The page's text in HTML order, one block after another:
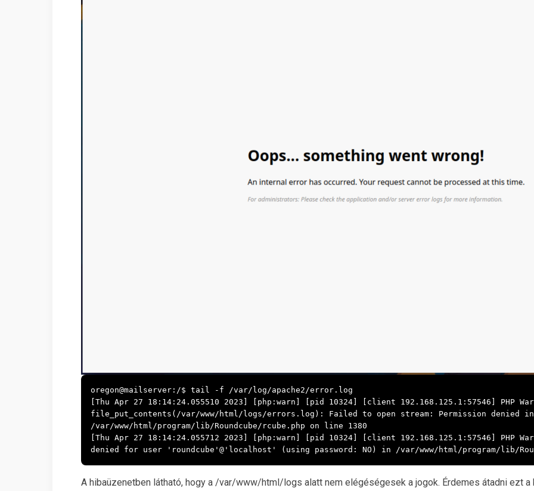
oregon@mailserver:/$ tail -f /var/log/apache2/error.log
[Thu Apr 27 18:14:24.055510 2023] [php:warn] [pid 10324] [client 192.168.125.1:57546] PHP
file_put_contents(/var/www/html/logs/errors.log): Failed to open stream: Permission denied in
/var/www/html/program/lib/Roundcube/rcube.php on line 1380
[Thu Apr 27 18:14:24.055712 2023] [php:warn] [pid 10324] [client 192.168.125.1:57546] PHP
denied for user 'roundcube'@'localhost' (using password: NO) in /var/www/html/program/lib/
A hibaüzenetben látható, hogy a /var/www/html/logs alatt nem elégéségesek a jogok. Érdemes átadni ezt